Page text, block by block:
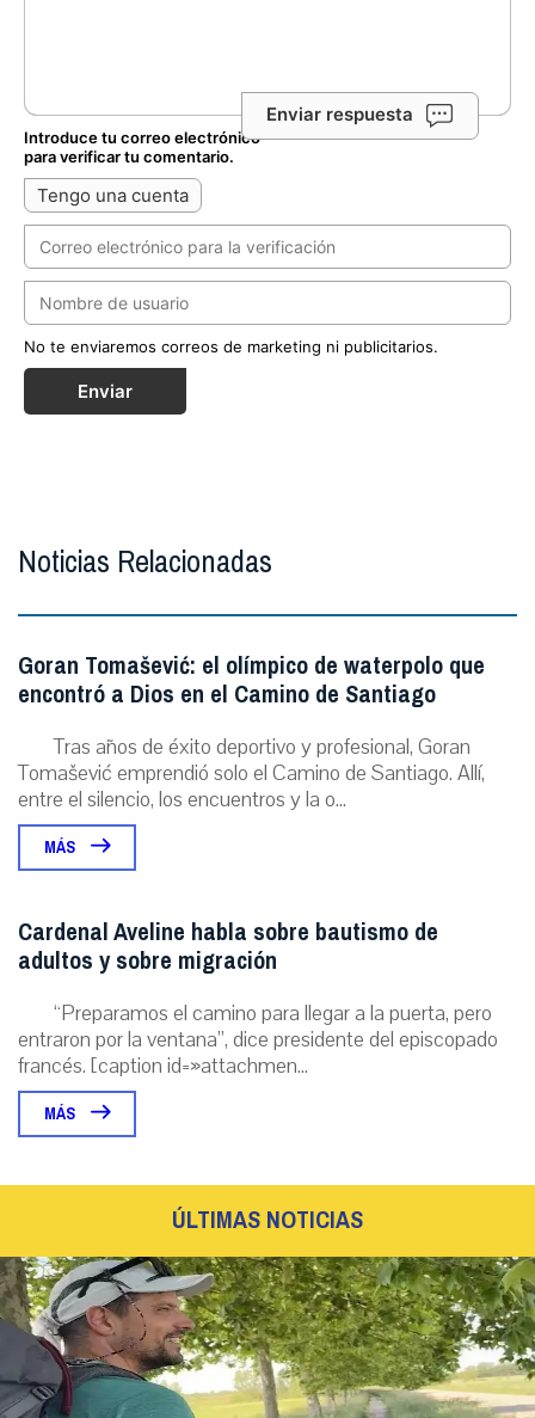
Enviar respuesta
Introduce tu correo electrónico
para verificar tu comentario.
Tengo una cuenta
No te enviaremos correos de marketing ni publicitarios.
Enviar
Noticias Relacionadas
Goran Tomašević: el olímpico de waterpolo que
encontró a Dios en el Camino de Santiago
Tras años de éxito deportivo y profesional, Goran
Tomašević emprendió solo el Camino de Santiago. Allí,
entre el silencio, los encuentros y la o...
MÁS
Cardenal Aveline habla sobre bautismo de
adultos y sobre migración
“Preparamos el camino para llegar a la puerta, pero
entraron por la ventana”, dice presidente del episcopado
francés. [caption id=»attachmen...
MÁS
ÚLTIMAS NOTICIAS